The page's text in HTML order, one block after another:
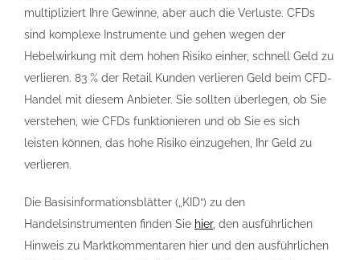
multipliziert Ihre Gewinne, aber auch die Verluste. CFDs
sind komplexe Instrumente und gehen wegen der
Hebelwirkung mit dem hohen Risiko einher, schnell Geld zu
verlieren. 83 % der Retail Kunden verlieren Geld beim CFD-
Handel mit diesem Anbieter. Sie sollten überlegen, ob Sie
verstehen, wie CFDs funktionieren und ob Sie es sich
leisten können, das hohe Risiko einzugehen, Ihr Geld zu
verlieren.
Die Basisinformationsblätter („KID“) zu den
Handelsinstrumenten finden Sie hier, den ausführlichen
Hinweis zu Marktkommentaren hier und den ausführlichen